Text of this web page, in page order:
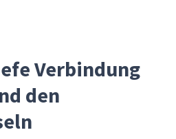
Verbindung
den